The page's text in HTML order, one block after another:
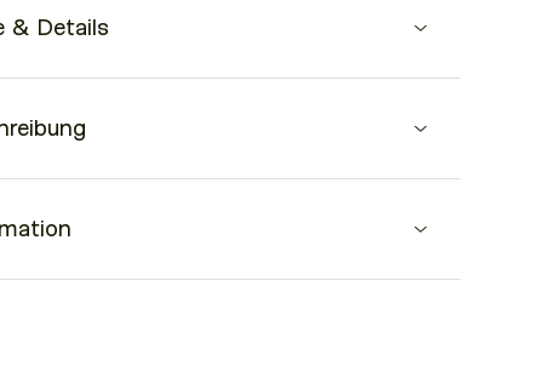
& Details
für deine MAKANI Bag
verleiht deiner MAKANI Bag einen eleganten Stil.